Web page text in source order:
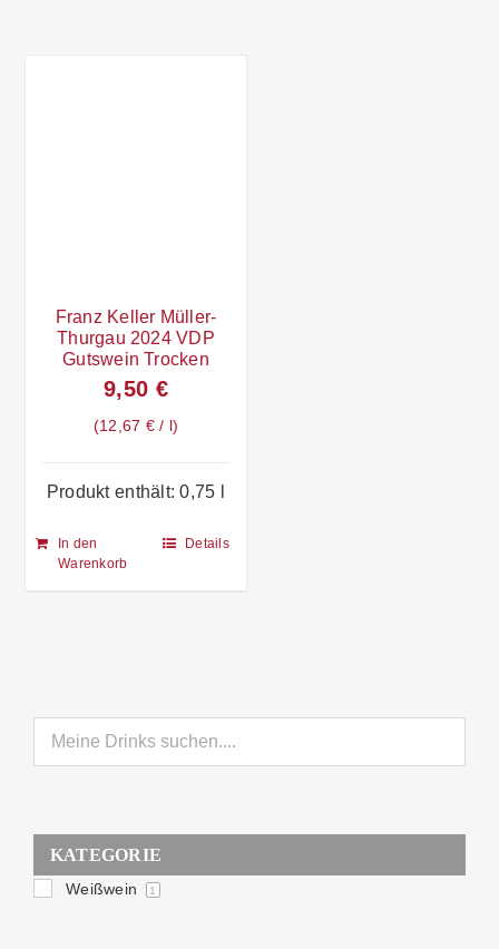
Franz Keller Müller-
Thurgau 2024 VDP
Gutswein Trocken
9,50 €
12,67 €/ l
Produkt enthält: 0,75 l
In den
Warenkorb
Details
KATEGORIE
Weißwein 1